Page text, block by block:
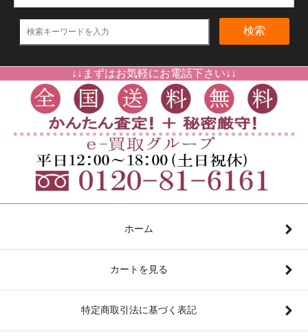
検索
↓↓まずはお気軽にお電話下さい↓↓
ホーム
カートを見る
特定商取引法に基づく表記